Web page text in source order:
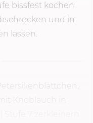
bissfest kochen.
und in
lassen.